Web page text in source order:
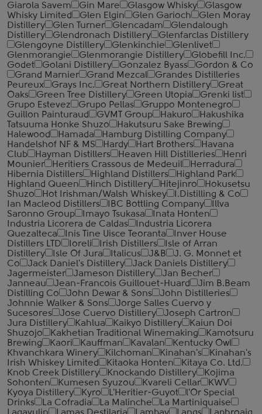
Giarola Savem
Gin Mare Glasgow Whisky
Glasgow
Whisky Limited
Glen Elgin Glen Garioch
Glen Moray
Distillery
Glen Turner Glencadam
Glendalough
Distillery
Glendronach Distillery
Glenfarclas Distillery
Glengoyne Distillery
Glenkinchie
Glenlivet
Glenmorangie
Glenmorangie Distillery
Globefill Inc.
Godet
Golani Distillery Gonzalez Byass
Gordon & Co
Grand Marnier
Grand Mezcal
Grandes Distilleries
Peureux
Grays Inc. Great Northern Distillery
Great
Oaks
Green Tree Distillery Green Utopia
Grenki list
Grupo Estevez
Grupo Pellas
Gruppo Montenegro
Guillon Painturaud
GVMT Group Hakuro
Hakushika
Tatsuuma Honke Shuzo
Hakutsuru Sake Brewing
Halewood
Hamada
Hamburg Distilling Company
Handelshof NF & MS
Hardy Hart Brothers
Havana
Club
Hayman Distillers Heaven Hill Distilleries
Henri
Mounier
Heritiers Crassous de Medeuil
Herradura
Hibernia Distillers
Highland Distillers
Highland Park
Highland Queen
Hinch Distillery Hitejinro
Hokusetsu
Shuzo
Hot Irishman/Walsh Whiskey
I.Distilling & Co
Ian Macleod Distillers
IBC Bottling Company
Illva
Saronno Group
Imayo Tsukasa
Inata Honten
Industria Licorera de Caldas
Industria Licorera
Quezalteca
Inis Tine Uisce Teoranta
Inver House
Distillers LTD
Ioreli Irish Distillers
Isle of Arran
Distillery
Isle Of Jura Italicus J&B
J. G. Monnet et
Co
Jack Daniel's Distillery
Jack Daniels Distillery
Jagermeister
Jameson Distillery
Jan Becher
Janneau
Jean-Francois Guillouet-Huard
Jim B.Beam
Distilling Co
John Dewar & Sons
John Distilleries
Johnnie Walker & Sons
Jorge Salles Cuervo y
Sucesores
Jose Cuervo Distillery
Joseph Cartron
Jura Distillery
Kahlua Kaikyo Distillery
Kaiun Doi
Shuzojo
Kakhetian Traditional Winemaking
Kamotsuru
Brewing
Kaori Kauffman Kavalan
Kentucky Owl
Khvanchkara Winery
Kilchoman Kinahan's
Kinahan's
Irish Whiskey Limited
Kitaoka Honten
Kitaya Co. Ltd.
Knob Creek Distillery
Knockando Distillery
Kojima
Sohonten
Kumesen Syuzou Kvareli Cellar
KWV
Kyoya Distillery
Kyro L'Heritier-Guyot
l'Or Special
Drinks
La Cofradia La Malinche
La Martiniquaise